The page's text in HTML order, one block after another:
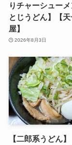
りチャーシュー
とじうどん】【
屋】
2026年8月3日
【二郎系うどん